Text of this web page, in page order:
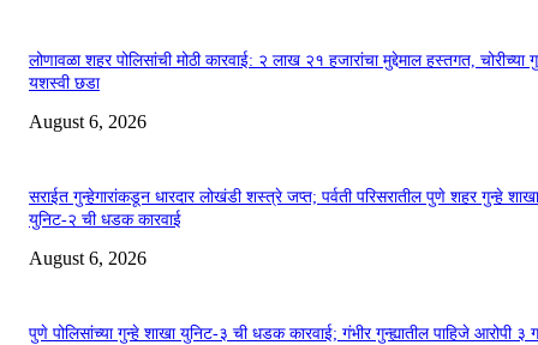
लोणावळा शहर पोलिसांची मोठी कारवाई: २ लाख २१ हजारांचा मुद्देमाल हस्तगत, चोरीच्या
यशस्वी छडा
August 6, 2026
सराईत गुन्हेगारांकडून धारदार लोखंडी शस्त्रे जप्त; पर्वती परिसरातील पुणे शहर गुन्हे शाखा
युनिट-२ ची धडक कारवाई
August 6, 2026
पुणे पोलिसांच्या गुन्हे शाखा युनिट-३ ची धडक कारवाई; गंभीर गुन्ह्यातील पाहिजे आरोपी ३